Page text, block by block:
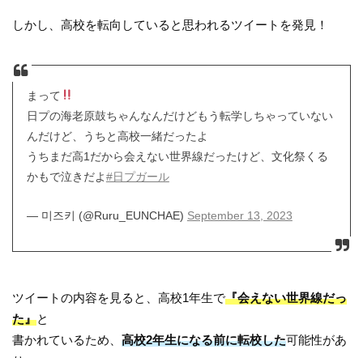
しかし、高校を転向していると思われるツイートを発見！
まって
日プの海老原鼓ちゃんなんだけどもう転学しちゃっていない
んだけど、うちと高校一緒だったよ
うちまだ高1だから会えない世界線だったけど、文化祭くる
かもで泣きだよ#日プガール
— 미즈키 (@Ruru_EUNCHAE) September 13, 2023
ツイートの内容を見ると、高校1年生で『会えない世界線だっ
た』と
書かれているため、高校2年生になる前に転校した可能性があ